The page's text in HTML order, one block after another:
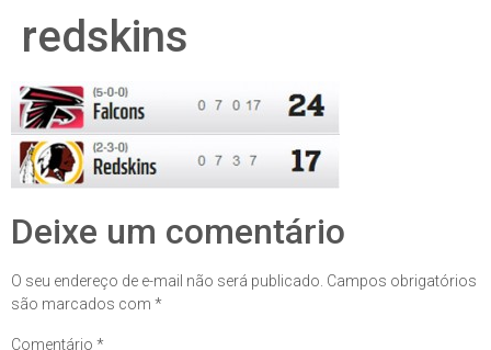
redskins
Deixe um comentário
O seu endereço de e-mail não será publicado. Campos obrigatórios
são marcados com *
Comentário *